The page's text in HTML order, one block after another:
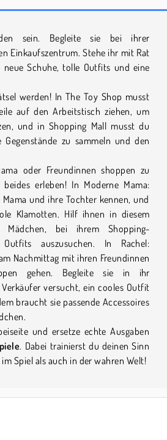
sein. Begleite sie bei ihrer
Einkaufszentrum. Stehe ihr mit Rat
Schuhe, tolle Outfits und eine
werden! In The Toy Shop musst
auf den Arbeitstisch ziehen, um
und in Shopping Mall musst du
zu sammeln und den
oder Freundinnen shoppen zu
erleben! In Moderne Mama:
und ihre Tochter kennen, und
Klamotten. Hilf ihnen in diesem
Mädchen, bei ihrem Shopping-
auszusuchen. In Rachel:
Nachmittag mit ihren Freundinnen
gehen. Begleite sie in ihr
versucht, ein cooles Outfit
braucht sie passende Accessoires
und ersetze echte Ausgaben
. Dabei trainierst du deinen Sinn
Spiel als auch in der wahren Welt!